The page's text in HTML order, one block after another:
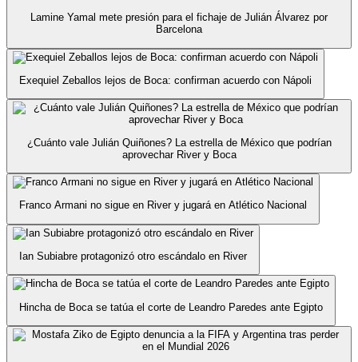
Lamine Yamal mete presión para el fichaje de Julián Álvarez por
Barcelona
Exequiel Zeballos lejos de Boca: confirman acuerdo con Nápoli
¿Cuánto vale Julián Quiñones? La estrella de México que podrían
aprovechar River y Boca
Franco Armani no sigue en River y jugará en Atlético Nacional
Ian Subiabre protagonizó otro escándalo en River
Hincha de Boca se tatúa el corte de Leandro Paredes ante Egipto